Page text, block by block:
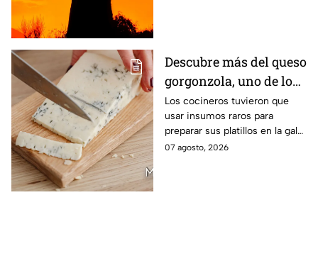
Descubre más del queso
gorgonzola, uno de los
ingredientes exóticos
de la gala de salvación
de MasterChef 24/7
Los cocineros tuvieron que
usar insumos raros para
preparar sus platillos en la gala
de esta noche
07 agosto, 2026